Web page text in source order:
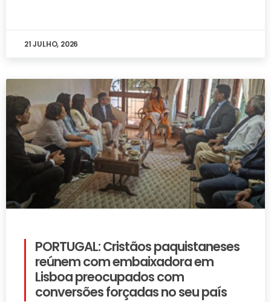
21 JULHO, 2026
PORTUGAL: Cristãos paquistaneses
reúnem com embaixadora em
Lisboa preocupados com
conversões forçadas no seu país